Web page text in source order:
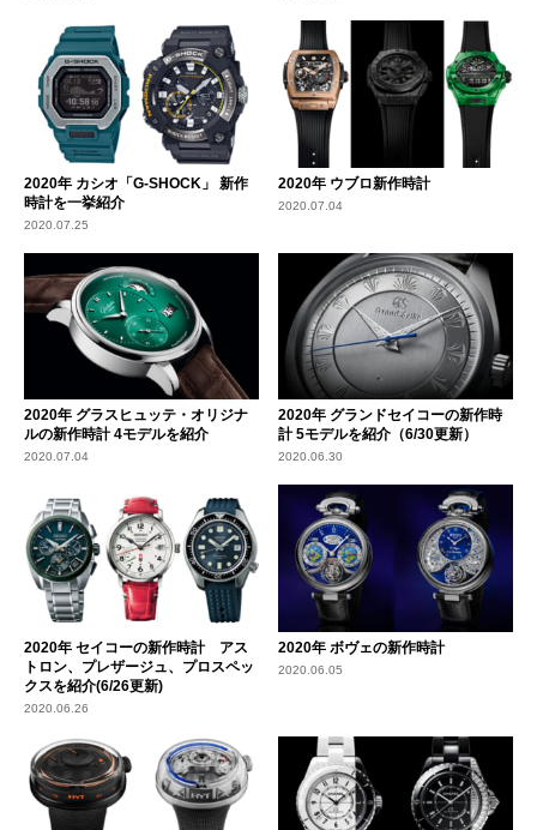
2020年 カシオ「G-SHOCK」 新作
時計を一挙紹介
2020.07.25
2020年 ウブロ新作時計
2020.07.04
2020年 グラスヒュッテ・オリジナ
ルの新作時計 4モデルを紹介
2020.07.04
2020年 グランドセイコーの新作時
計 5モデルを紹介（6/30更新）
2020.06.30
2020年 セイコーの新作時計 アス
トロン、プレザージュ、プロスペッ
クスを紹介(6/26更新)
2020.06.26
2020年 ボヴェの新作時計
2020.06.05